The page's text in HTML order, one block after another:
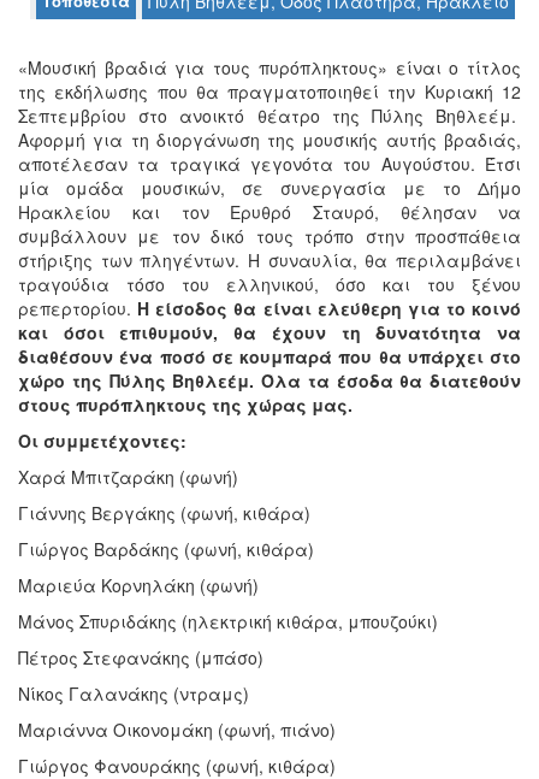
ΜΑΣ
ΔΗΜΟΣ
ΠΟΛΙΤΙΣΜΟΣ
ΑΝΘΕΚΤΙΚΗ
ΠΟΛΗ
«Μουσική βραδιά για τους πυρόπληκτους» είναι ο τίτλος
της εκδήλωσης που θα πραγματοποιηθεί την Κυριακή 12
Σεπτεμβρίου στο ανοικτό θέατρο της Πύλης Βηθλεέμ.
Αφορμή για τη διοργάνωση της μουσικής αυτής βραδιάς,
αποτέλεσαν τα τραγικά γεγονότα του Αυγούστου. Έτσι
μία ομάδα μουσικών, σε συνεργασία με το Δήμο
Ηρακλείου και τον Ερυθρό Σταυρό, θέλησαν να
συμβάλλουν με τον δικό τους τρόπο στην προσπάθεια
στήριξης των πληγέντων. Η συναυλία, θα περιλαμβάνει
τραγούδια τόσο του ελληνικού, όσο και του ξένου
ρεπερτορίου. Η είσοδος θα είναι ελεύθερη για το κοινό
και όσοι επιθυμούν, θα έχουν τη δυνατότητα να
διαθέσουν ένα ποσό σε κουμπαρά που θα υπάρχει στο
χώρο της Πύλης Βηθλεέμ. Όλα τα έσοδα θα διατεθούν
στους πυρόπληκτους της χώρας μας.
Οι συμμετέχοντες:
Χαρά Μπιτζαράκη (φωνή)
Γιάννης Βεργάκης (φωνή, κιθάρα)
Γιώργος Βαρδάκης (φωνή, κιθάρα)
Μαριεύα Κορνηλάκη (φωνή)
Μάνος Σπυριδάκης (ηλεκτρική κιθάρα, μπουζούκι)
Πέτρος Στεφανάκης (μπάσο)
Νίκος Γαλανάκης (ντραμς)
Μαριάννα Οικονομάκη (φωνή, πιάνο)
Γιώργος Φανουράκης (φωνή, κιθάρα)